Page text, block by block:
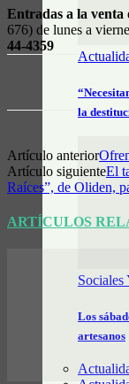
la
Sociales
Los
artesanos
Entradas a la venta
676) de lunes a
44-4359
Artículo anterior
Artículo siguienteEl
Raíces”, de Oliden,
ARTÍCULOS